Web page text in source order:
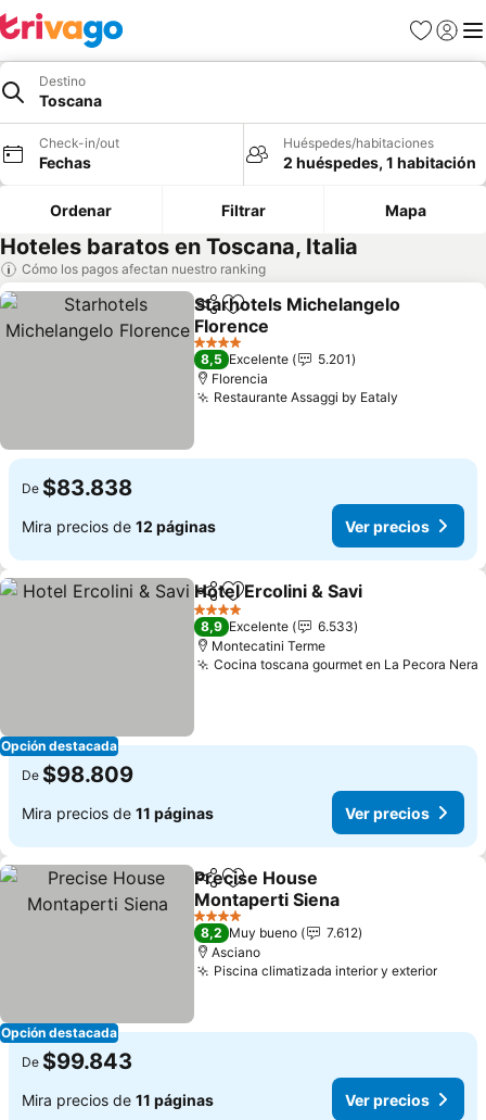
Favoritos
Iniciar
Destino
Toscana
Check-in/out
Fechas
Huéspedes/habitaciones
2 huéspedes, 1 habitación
Ordenar Filtrar Mapa
Hoteles baratos en Toscana, Italia
Cómo los pagos afectan nuestro ranking
CompartirAgregar a favoritos
Starhotels Michelangelo
Florence
Ver precios
4 Estrellas
8,5 Excelente
5.201
Florencia
Restaurante Assaggi by Eataly
De $83.838
Mira precios de 12 páginas Ver precios
Opción destacada
CompartirAgregar a favoritos
Hotel Ercolini & Savi
4 Estrellas
8,9 Excelente
6.533
Montecatini Terme
Cocina toscana gourmet en La Pecora Nera
De $98.809
Mira precios de 11 páginas Ver precios
Opción destacada
CompartirAgregar a favoritos
Precise House
Montaperti Siena
Ver precios
4 Estrellas
8,2 Muy bueno
7.612
Asciano
Piscina climatizada interior y exteriorVer
De $99.843
Mira precios de 11 páginas Ver precios